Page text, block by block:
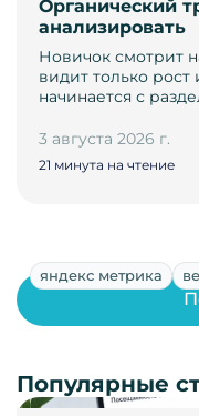
Органический
анализировать
Новичок смотрит
видит только
начинается с
3 августа 2026 г.
21 минута на чтение
яндекс метрика
Популярные